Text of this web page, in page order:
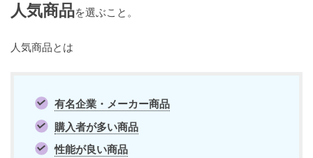
人気商品を選ぶこと。
人気商品とは
有名企業・メーカー商品
購入者が多い商品
性能が良い商品